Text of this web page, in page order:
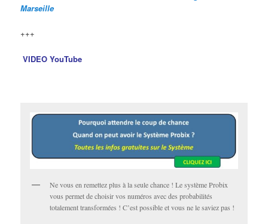
Marseille
+++
VIDEO YouTube
Ne vous en remettez plus à la seule chance ! Le système Probix
vous permet de choisir vos numéros avec des probabilités
totalement transformées ! C’est possible et vous ne le saviez pas !